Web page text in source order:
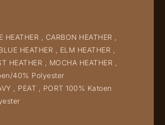
, CARBON HEATHER ,
HEATHER , ELM HEATHER ,
HEATHER , MOCHA HEATHER ,
40% Polyester
, PEAT , PORT 100% Katoen